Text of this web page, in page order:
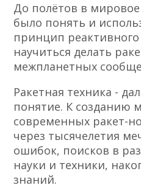
До полётов в
было понять и
принцип
научиться делать
межпланетных
Ракетная техника -
понятие. К созданию
современных ракет-
через тысячелетия
ошибок, поисков в
науки и техники,
знаний.